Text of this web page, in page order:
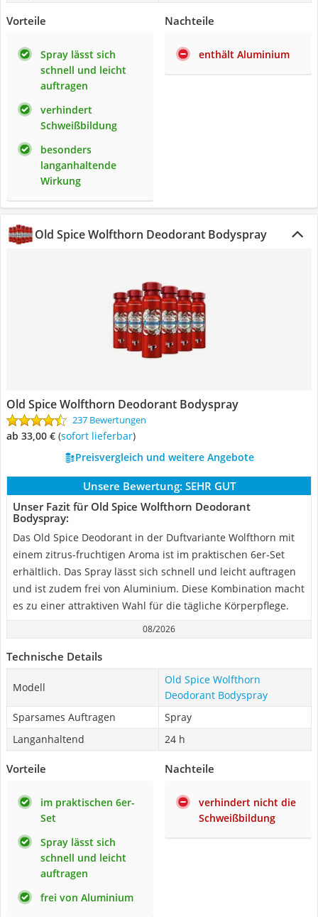
Vorteile
Spray lässt sich
schnell und leicht
auftragen
verhindert
Schweißbildung
besonders
langanhaltende
Wirkung
Nachteile
enthält Aluminium
Old Spice Wolfthorn Deodorant Bodyspray
Old Spice Wolfthorn Deodorant Bodyspray
237 Bewertungen
ab 33,00 € ( Sofort lieferbar)
Preisvergleich und weitere Angebote
Unsere Bewertung: SEHR GUT
Unser Fazit für Old Spice Wolfthorn Deodorant
Bodyspray:
Das Old Spice Deodorant in der Duftvariante Wolfthorn mit
einem zitrus-fruchtigen Aroma ist im praktischen 6er-Set
erhältlich. Das Spray lässt sich schnell und leicht auftragen
und ist zudem frei von Aluminium. Diese Kombination macht
es zu einer attraktiven Wahl für die tägliche Körperpflege.
08/2026
Technische Details
Modell
Old Spice Wolfthorn
Deodorant Bodyspray
Sparsames Auftragen
Spray
Langanhaltend
24 h
Vorteile
im praktischen 6er-
Set
Spray lässt sich
schnell und leicht
auftragen
frei von Aluminium
Nachteile
verhindert nicht die
Schweißbildung